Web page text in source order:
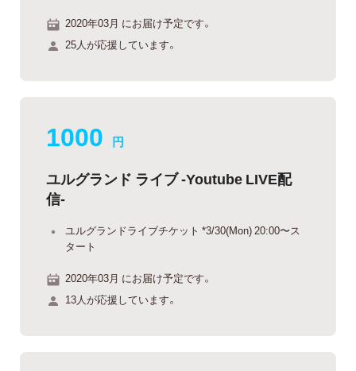
2020年03月 にお届け予定です。
25人が応援しています。
1000 円
ユルグランド ライブ -Youtube LIVE配
信-
ユルグランドライブチケット *3/30(Mon) 20:00〜ス
タート
2020年03月 にお届け予定です。
13人が応援しています。